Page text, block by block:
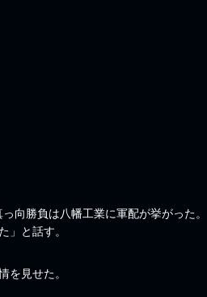
向勝負は八幡工業に軍配が挙がった。
」と話す。
を見せた。